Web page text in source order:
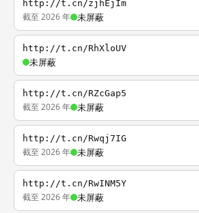
http://t.cn/zjhEjIm
截至 2026 年 未屏蔽
http://t.cn/RhXloUV
未屏蔽
http://t.cn/RZcGap5
截至 2026 年 未屏蔽
http://t.cn/Rwqj7IG
截至 2026 年 未屏蔽
http://t.cn/RwINM5Y
截至 2026 年 未屏蔽